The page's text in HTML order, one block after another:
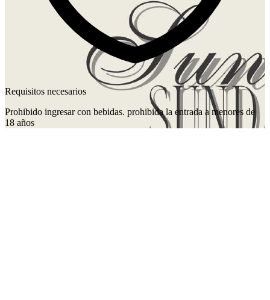
Requisitos necesarios
Prohibido ingresar con bebidas. prohibida la entrada a menores de
18 años